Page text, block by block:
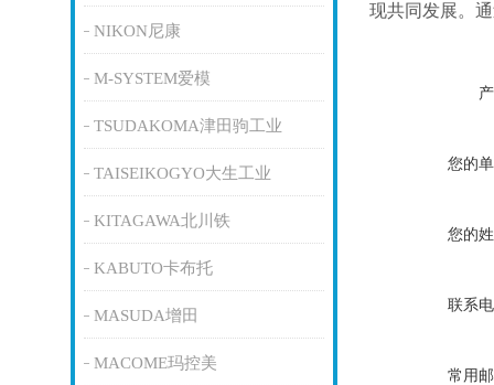
NIKON尼康
M-SYSTEM爱模
TSUDAKOMA津田驹工业
TAISEIKOGYO大生工业
KITAGAWA北川铁
KABUTO卡布托
MASUDA增田
MACOME玛控美
现共同发展。
您的
您的
联系
常用